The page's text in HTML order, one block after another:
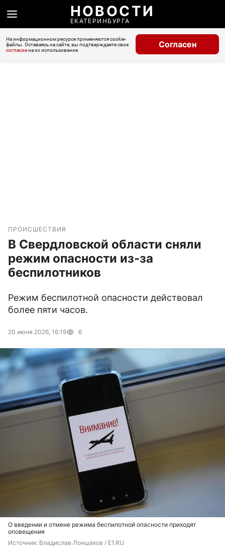
НОВОСТИ
ЕКАТЕРИНБУРГА
На информационном ресурсе применяются cookie-
файлы. Оставаясь на сайте, вы подтверждаете свое
согласиена их использование.
Согласен
ПРОИСШЕСТВИЯ
В Свердловской области сняли
режим опасности из-за
беспилотников
Режим беспилотной опасности действовал
более пяти часов.
20 июня 2026, 16:19 6
О введении и отмене режима беспилотной опасности приходят
оповещения
Источник: Владислав Лоншаков / E1.RU